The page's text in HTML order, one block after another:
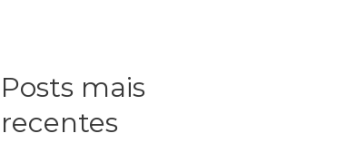
Posts mais
recentes